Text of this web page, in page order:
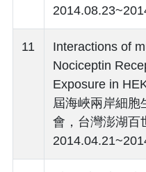
11
Interactions of
Nociceptin
Exposure in
屆海峽兩岸細胞
會，台灣澎湖百